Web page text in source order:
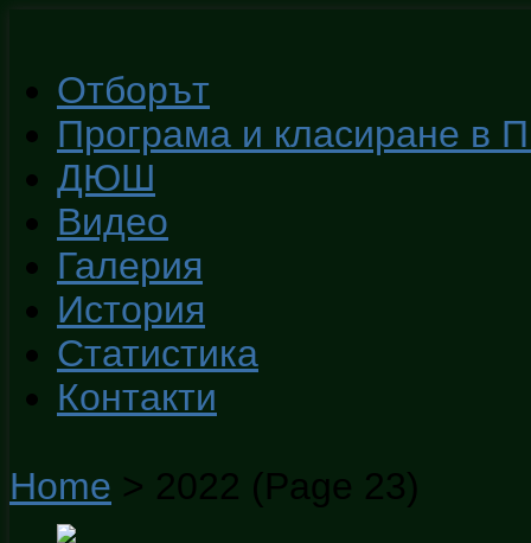
Отборът
Програма и класиране в
ДЮШ
Видео
Галерия
История
Статистика
Контакти
Home > 2022 (Page 23)